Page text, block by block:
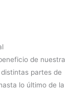
de nuestra
partes de
lo último de la